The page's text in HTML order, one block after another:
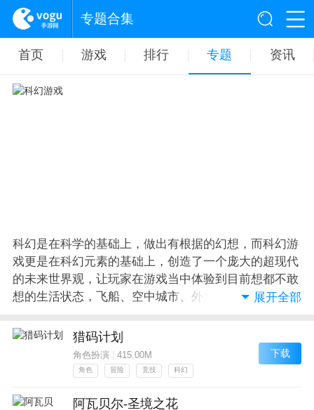
专题合集
首页 游戏 排行 专题 资讯
科幻是在科学的基础上，做出有根据的幻想，而科幻游
戏更是在科幻元素的基础上，创造了一个庞大的超现代
的未来世界观，让玩家在游戏当中体验到目前想都不敢
想的生活状态，飞船、空中城市、外太空等等。喜欢这
展开全部
猎码计划
角色扮演 415.00M
角色 冒险 竞技 科幻
下载
阿瓦贝尔-圣境之花